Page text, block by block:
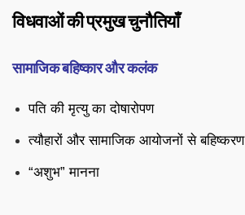
विधवाओं की प्रमुख चुनौतियाँ
सामाजिक बहिष्कार और कलंक
पति की मृत्यु का दोषारोपण
त्यौहारों और सामाजिक आयोजनों से बहिष्करण
“अशुभ” मानना